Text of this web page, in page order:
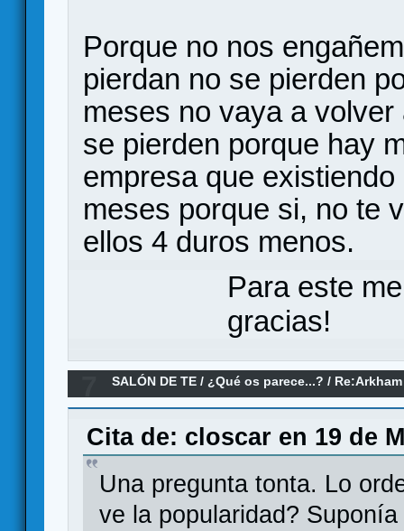
Porque no nos
pierdan no se pierden
meses no vaya a
se pierden porque hay
empresa que
meses porque si, no te
ellos 4 duros menos.
Para este
gracias!
SALÓN DE TE / ¿Qué os parece...? /
Cita de: closcar en 19 de
Una pregunta tonta. Lo
ve la popularidad?